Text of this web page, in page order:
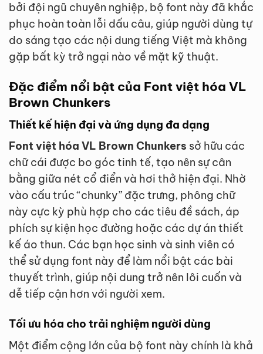
bởi đội ngũ chuyên nghiệp, bộ font này đã khắc
phục hoàn toàn lỗi dấu câu, giúp người dùng tự
do sáng tạo các nội dung tiếng Việt mà không
gặp bất kỳ trở ngại nào về mặt kỹ thuật.
Đặc điểm nổi bật của Font việt hóa VL
Brown Chunkers
Thiết kế hiện đại và ứng dụng đa dạng
Font việt hóa VL Brown Chunkers sở hữu các
chữ cái được bo góc tinh tế, tạo nên sự cân
bằng giữa nét cổ điển và hơi thở hiện đại. Nhờ
vào cấu trúc “chunky” đặc trưng, phông chữ
này cực kỳ phù hợp cho các tiêu đề sách, áp
phích sự kiện học đường hoặc các dự án thiết
kế áo thun. Các bạn học sinh và sinh viên có
thể sử dụng font này để làm nổi bật các bài
thuyết trình, giúp nội dung trở nên lôi cuốn và
dễ tiếp cận hơn với người xem.
Tối ưu hóa cho trải nghiệm người dùng
Một điểm cộng lớn của bộ font này chính là khả